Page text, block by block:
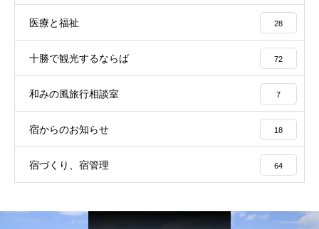
医療と福祉 28
十勝で観光するならば 72
和みの風旅行相談室 7
宿からのお知らせ 18
宿づくり、宿管理 64